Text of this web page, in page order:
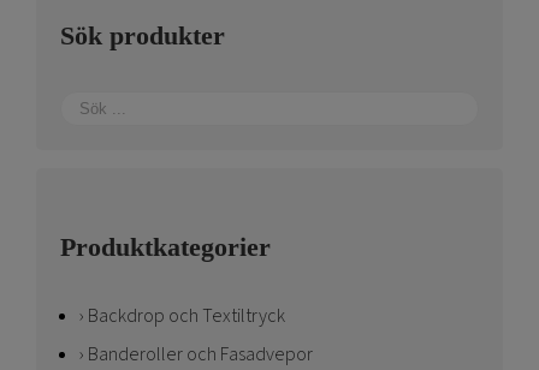
Sök produkter
Produktkategorier
Backdrop och Textiltryck
Banderoller och Fasadvepor